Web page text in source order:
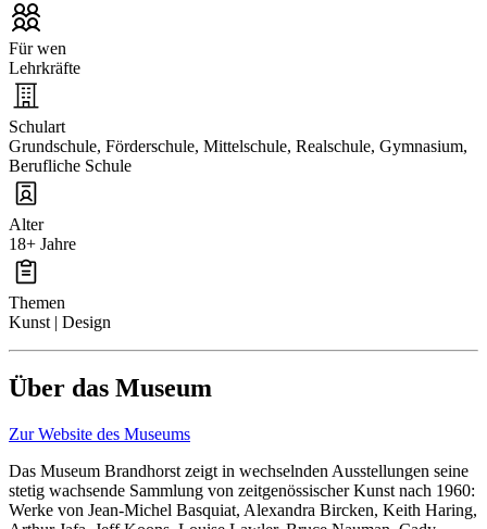
Für wen
Lehrkräfte
Schulart
Grundschule, Förderschule, Mittelschule, Realschule, Gymnasium,
Berufliche Schule
Alter
18+ Jahre
Themen
Kunst | Design
Über das Museum
Zur Website des Museums
Das Museum Brandhorst zeigt in wechselnden Ausstellungen seine
stetig wachsende Sammlung von zeitgenössischer Kunst nach 1960:
Werke von Jean-Michel Basquiat, Alexandra Bircken, Keith Haring,